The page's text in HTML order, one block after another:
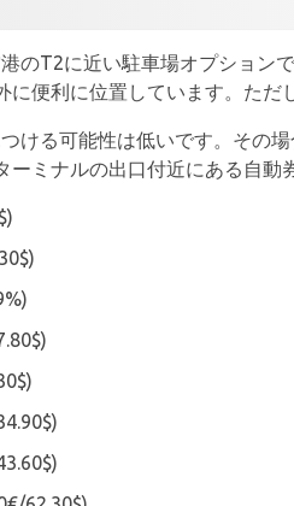
のT2に近い駐車場オプション
に便利に位置しています。ただ
ける可能性は低いです。その
ーミナルの出口付近にある自動